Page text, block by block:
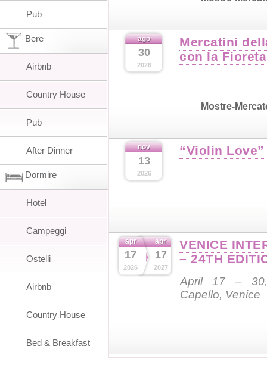
ago
30
2026
Mercatini
con la Fioreta
Mostre-
nov
13
2026
“Violin
apr
17
2026
apr
17
2027
VENICE
– 24TH
April 17 – 30,
Capello, Venice
Pub
Bere
Airbnb
Country House
Pub
After Dinner
Dormire
Hotel
Campeggi
Ostelli
Airbnb
Country House
Bed & Breakfast